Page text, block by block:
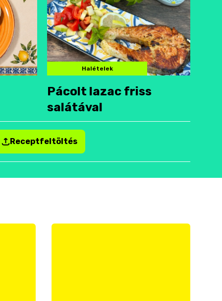
Halételek
Pácolt lazac friss
salátával
Receptfeltöltés